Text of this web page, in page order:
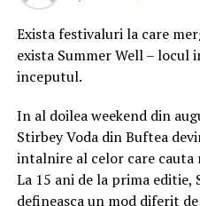
El a fÄcut referire Åi la
care au contribuit la
nostru. Acest guvern nu a
noi puternici, ci pentru cÄ
cei de lÃ¢ngÄ noi, din jurul
aÅtepÅ£i sÄ vinÄ la luptÄ,
Ã®nÅ£eapÄ Ã®n spate. Uite
Exista festivaluri la care
exista Summer Well – locul
inceputul.
In al doilea weekend din
Stirbey Voda din Buftea
intalnire al celor care
La 15 ani de la prima editie,
defineasca un mod diferit